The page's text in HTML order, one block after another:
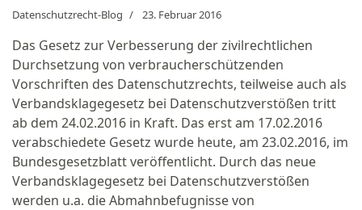
Datenschutzrecht-Blog 23. Februar 2016
Das Gesetz zur Verbesserung der zivilrechtlichen
Durchsetzung von verbraucherschützenden
Vorschriften des Datenschutzrechts, teilweise auch als
Verbandsklagegesetz bei Datenschutzverstößen tritt
ab dem 24.02.2016 in Kraft. Das erst am 17.02.2016
verabschiedete Gesetz wurde heute, am 23.02.2016, im
Bundesgesetzblatt veröffentlicht. Durch das neue
Verbandsklagegesetz bei Datenschutzverstößen
werden u.a. die Abmahnbefugnisse von